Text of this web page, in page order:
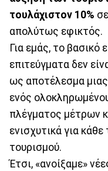
τουλάχιστον 10%
απολύτως εφικτός.
Για εμάς, το βασικό
επιτεύγματα δεν
ως αποτέλεσμα μιας
ενός
πλέγματος μέτρων
ενισχυτικά για
τουρισμού.
Έτσι, «ανοίξαμε»